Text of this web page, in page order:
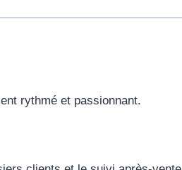
rythmé et passionnant.